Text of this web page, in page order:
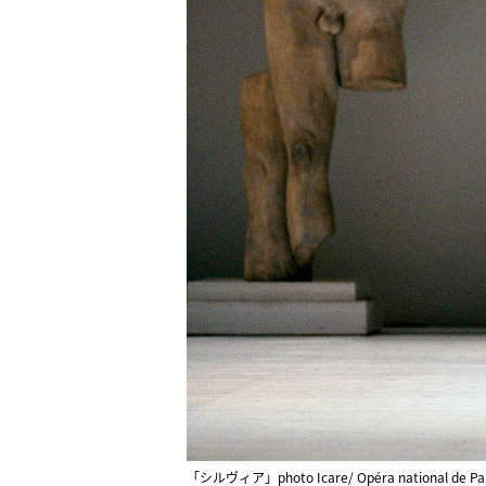
「シルヴィア」photo Icare/ Opéra national de